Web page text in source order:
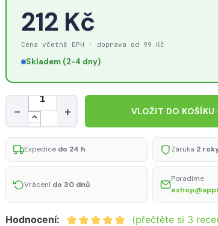
212 Kč
Cena včetně DPH · doprava od 99 Kč
Skladem (2-4 dny)
Množství
− + VLOŽIT DO KOŠÍKU
Expedice do 24 h Záruka 2
Vrácení do 30 dnů
Poradíme
Hodnocení: (přečtěte si 3